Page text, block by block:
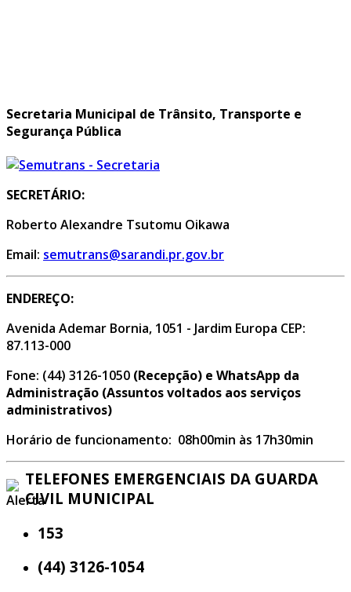
Secretaria Municipal de Trânsito, Transporte e
Segurança Pública
SECRETÁRIO:
Roberto Alexandre Tsutomu Oikawa
Email: semutrans@sarandi.pr.gov.br
ENDEREÇO:
Avenida Ademar Bornia, 1051 - Jardim Europa CEP:
87.113-000
Fone: (44) 3126-1050 (Recepção) e WhatsApp da
Administração (Assuntos voltados aos serviços
administrativos)
Horário de funcionamento: 08h00min às 17h30min
TELEFONES EMERGENCIAIS DA GUARDA
CIVIL MUNICIPAL
153
(44) 3126-1054